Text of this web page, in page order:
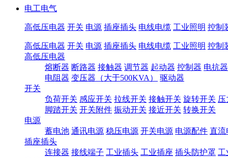
电工电气
高低压电器 开关 电源 插座插头 电线电缆 工业照明 控制
高低压电器 开关 电源 插座插头 电线电缆 工业照明 控制
高低压电器
熔断器 断路器 接触器 调节器 起动器 控制器 电抗器
电阻器 变压器（大于500KVA）
驱动器
开关
负荷开关 感应开关 拉线开关 接触开关 旋转开关 压
脚踏开关 开关附件 振动开关 接近开关 转换开关
电源
蓄电池 通讯电源 稳压电源 开关电源 电源配件 直流
插座插头
连接器 接线端子 工业插头 工业插座 插头防护罩 工